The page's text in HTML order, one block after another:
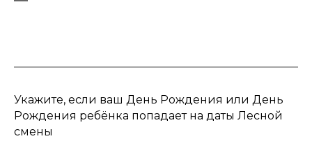
Укажите, если ваш День Рождения или День
Рождения ребёнка попадает на даты Лесной
смены